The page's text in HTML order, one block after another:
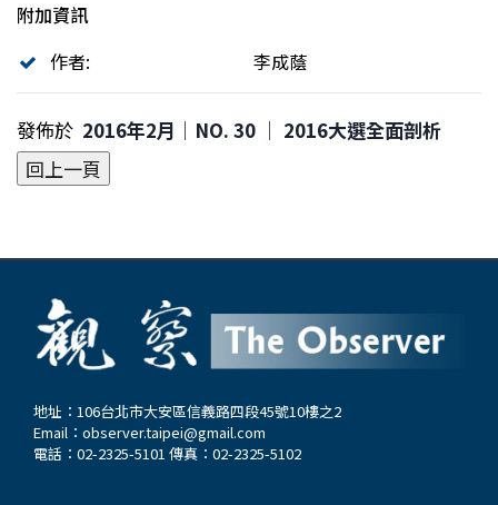
附加資訊
作者:
李成蔭
發佈於 2016年2月｜NO. 30 │ 2016大選全面剖析
地址：106台北市大安區信義路四段45號10樓之2
Email： observer.taipei@gmail.com
電話：02-2325-5101 傳真：02-2325-5102